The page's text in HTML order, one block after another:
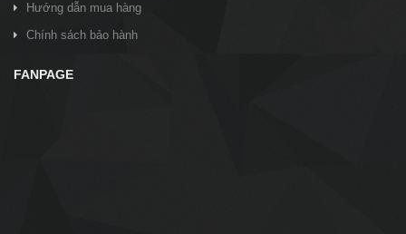
Hướng dẫn mua hàng
Chính sách bảo hành
FANPAGE